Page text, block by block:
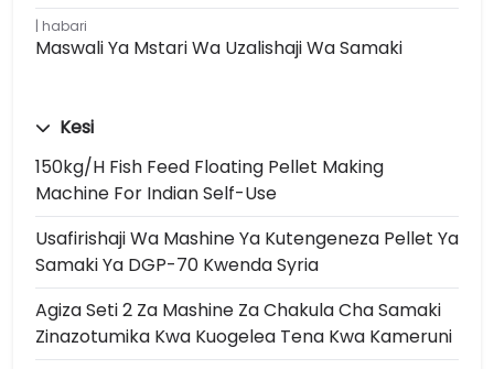
habari
Maswali Ya Mstari Wa Uzalishaji Wa Samaki
Kesi
150kg/h Fish Feed Floating Pellet Making
Machine For Indian Self-Use
Usafirishaji Wa Mashine Ya Kutengeneza Pellet Ya
Samaki Ya DGP-70 Kwenda Syria
Agiza Seti 2 Za Mashine Za Chakula Cha Samaki
Zinazotumika Kwa Kuogelea Tena Kwa Kameruni